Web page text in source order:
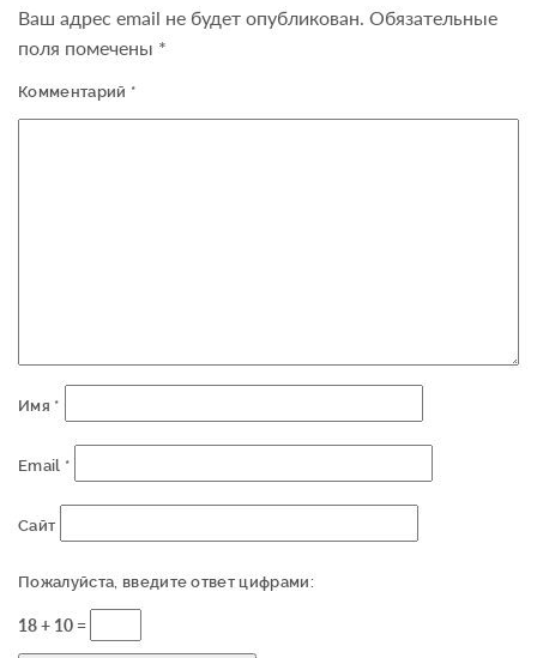
Ваш адрес email не будет опубликован. Обязательные
поля помечены *
Комментарий *
Имя *
Email *
Сайт
Пожалуйста, введите ответ цифрами:
18 + 10 =